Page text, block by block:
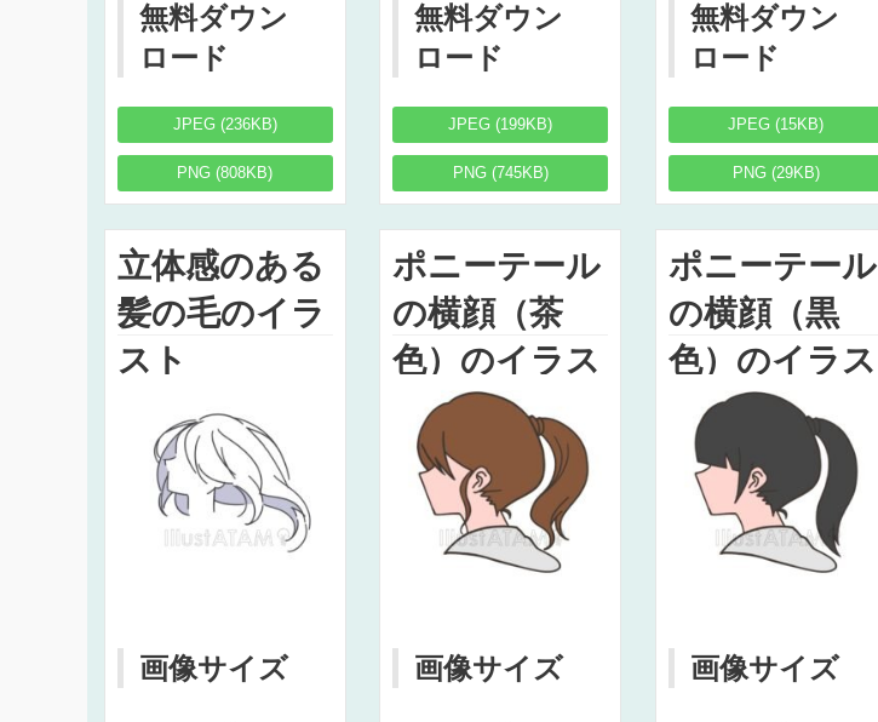
無料ダウン
ロード
JPEG (236KB)
PNG (808KB)
無料ダウン
ロード
JPEG (199KB)
PNG (745KB)
無料ダウン
ロード
JPEG (15KB)
PNG (29KB)
立体感のある
髪の毛のイラ
スト
画像サイズ
ポニーテール
の横顔（茶
色）のイラス
ト
画像サイズ
ポニーテール
の横顔（黒
色）のイラス
ト
画像サイズ